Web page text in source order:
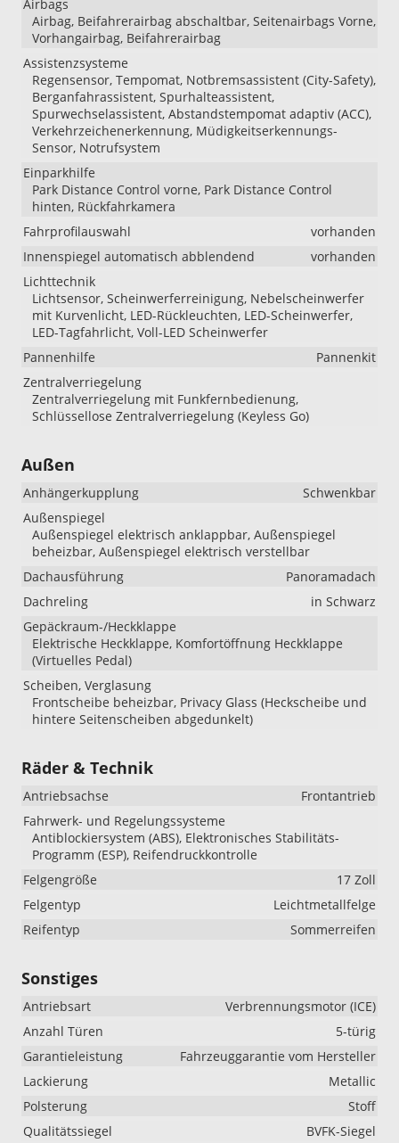
Airbags
Airbag, Beifahrerairbag abschaltbar, Seitenairbags Vorne,
Vorhangairbag, Beifahrerairbag
Assistenzsysteme
Regensensor, Tempomat, Notbremsassistent (City-Safety),
Berganfahrassistent, Spurhalteassistent,
Spurwechselassistent, Abstandstempomat adaptiv (ACC),
Verkehrzeichenerkennung, Müdigkeitserkennungs-
Sensor, Notrufsystem
Einparkhilfe
Park Distance Control vorne, Park Distance Control
hinten, Rückfahrkamera
Fahrprofilauswahl
vorhanden
Innenspiegel automatisch abblendend
vorhanden
Lichttechnik
Lichtsensor, Scheinwerferreinigung, Nebelscheinwerfer
mit Kurvenlicht, LED-Rückleuchten, LED-Scheinwerfer,
LED-Tagfahrlicht, Voll-LED Scheinwerfer
Pannenhilfe
Pannenkit
Zentralverriegelung
Zentralverriegelung mit Funkfernbedienung,
Schlüssellose Zentralverriegelung (Keyless Go)
Außen
Anhängerkupplung
Schwenkbar
Außenspiegel
Außenspiegel elektrisch anklappbar, Außenspiegel
beheizbar, Außenspiegel elektrisch verstellbar
Dachausführung
Panoramadach
Dachreling
in Schwarz
Gepäckraum-/Heckklappe
Elektrische Heckklappe, Komfortöffnung Heckklappe
(Virtuelles Pedal)
Scheiben, Verglasung
Frontscheibe beheizbar, Privacy Glass (Heckscheibe und
hintere Seitenscheiben abgedunkelt)
Räder & Technik
Antriebsachse
Frontantrieb
Fahrwerk- und Regelungssysteme
Antiblockiersystem (ABS), Elektronisches Stabilitäts-
Programm (ESP), Reifendruckkontrolle
Felgengröße
17 Zoll
Felgentyp
Leichtmetallfelge
Reifentyp
Sommerreifen
Sonstiges
Antriebsart
Verbrennungsmotor (ICE)
Anzahl Türen
5-türig
Garantieleistung
Fahrzeuggarantie vom Hersteller
Lackierung
Metallic
Polsterung
Stoff
Qualitätssiegel
BVFK-Siegel